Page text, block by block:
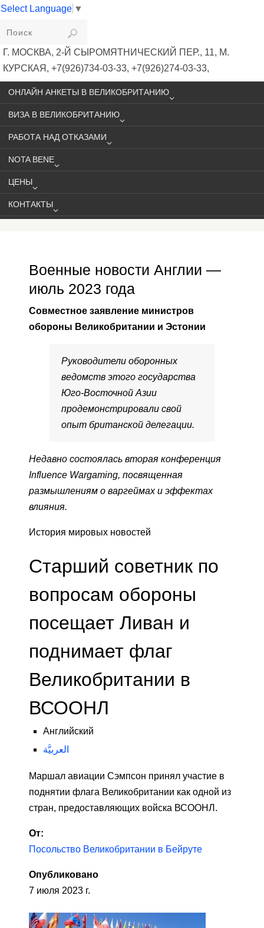
Select Language ▼
VIKIVISA
Г. МОСКВА, 2-Й СЫРОМЯТНИЧЕСКИЙ ПЕР., 11, М.
КУРСКАЯ, +7(926)734-03-33, +7(926)274-03-33,
VISA@VIKIVISA.RU
ОНЛАЙН АНКЕТЫ В ВЕЛИКОБРИТАНИЮ
ВИЗА В ВЕЛИКОБРИТАНИЮ
РАБОТА НАД ОТКАЗАМИ
NOTA BENE
ЦЕНЫ
КОНТАКТЫ
Военные новости Англии —
июль 2023 года
Совместное заявление министров
обороны Великобритании и Эстонии
Руководители оборонных
ведомств этого государства
Юго-Восточной Азии
продемонстрировали свой
опыт британской делегации.
Недавно состоялась вторая конференция
Influence Wargaming, посвященная
размышлениям о варгеймах и эффектах
влияния.
История мировых новостей
Старший советник по
вопросам обороны
посещает Ливан и
поднимает флаг
Великобритании в
ВСООНЛ
Английский
العربيَّة
Маршал авиации Сэмпсон принял участие в
поднятии флага Великобритании как одной из
стран, предоставляющих войска ВСООНЛ.
От:
Посольство Великобритании в Бейруте
Опубликовано
7 июля 2023 г.